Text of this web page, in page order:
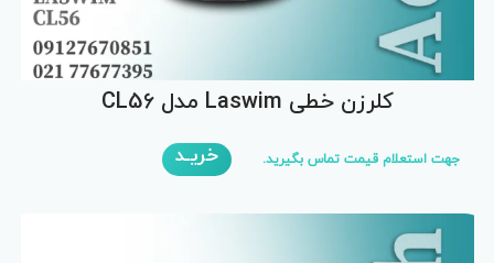
کلرزن خطی Laswim مدل CL56
جهت استعلام قیمت تماس بگیرید. خریـد